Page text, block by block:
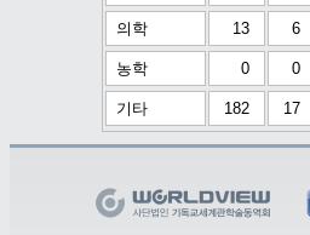
의학 13 6
농학 0 0
기타 182 17